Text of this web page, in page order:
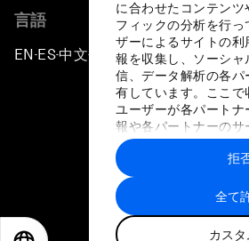
に合わせたコンテンツ
フィックの分析を行
ザーによるサイトの
報を収集し、ソーシ
信、データ解析の各
有しています。ここで
ユーザーが各パート
報や各パートナーのサ
に収集された情報と
トナーによって使用さ
す。
全て
カス
拒
言語
EN ▪ES▪中文▪ 日本語
プライバシーポリシー
サイトマップ